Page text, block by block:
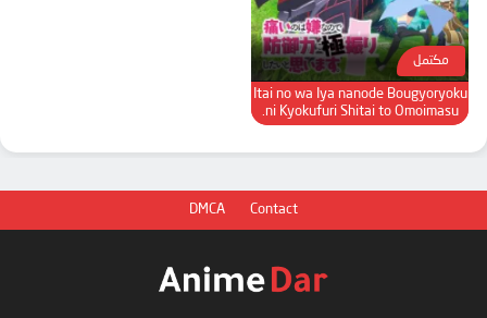
مكتمل
Itai no wa Iya nanode Bougyoryoku
ni Kyokufuri Shitai to Omoimasu.
DMCA Contact